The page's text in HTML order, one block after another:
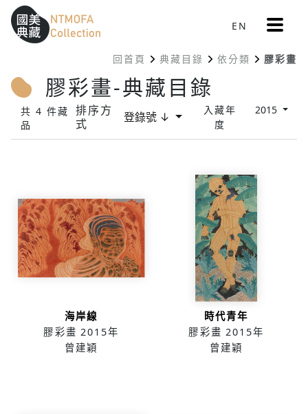
跳到中間主要內容區
網站導覽
::: EN 更
多
單
回首頁 典藏目錄 依分類 膠彩畫
膠彩畫-典藏目錄
共 4 件藏
品
排序方
式
登錄號 ↓
入藏年
度
2015
海岸線
膠彩畫 2015年
曾建穎
時代青年
膠彩畫 2015年
曾建穎